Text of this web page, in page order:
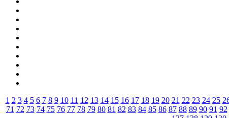
1 2 3 4 5 6 7 8 9 10 11 12 13 14 15 16 17 18 19 20 21 22 23 24 25
71 72 73 74 75 76 77 78 79 80 81 82 83 84 85 86 87 88 89 90 91 92